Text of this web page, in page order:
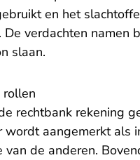
en het
verdachten namen
slaan.
rollen
rechtbank rekening
wordt aangemerkt als
van de anderen.